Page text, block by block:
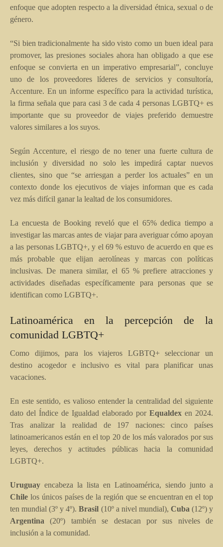
enfoque que adopten respecto a la diversidad étnica, sexual o de
género.
“Si bien tradicionalmente ha sido visto como un buen ideal para
promover, las presiones sociales ahora han obligado a que ese
enfoque se convierta en un imperativo empresarial”, concluye
uno de los proveedores líderes de servicios y consultoría,
Accenture. En un informe específico para la actividad turística,
la firma señala que para casi 3 de cada 4 personas LGBTQ+ es
importante que su proveedor de viajes preferido demuestre
valores similares a los suyos.
Según Accenture, el riesgo de no tener una fuerte cultura de
inclusión y diversidad no solo les impedirá captar nuevos
clientes, sino que “se arriesgan a perder los actuales” en un
contexto donde los ejecutivos de viajes informan que es cada
vez más difícil ganar la lealtad de los consumidores.
La encuesta de Booking reveló que el 65% dedica tiempo a
investigar las marcas antes de viajar para averiguar cómo apoyan
a las personas LGBTQ+, y el 69 % estuvo de acuerdo en que es
más probable que elijan aerolíneas y marcas con políticas
inclusivas. De manera similar, el 65 % prefiere atracciones y
actividades diseñadas específicamente para personas que se
identifican como LGBTQ+.
Latinoamérica en la percepción de la
comunidad LGBTQ+
Como dijimos, para los viajeros LGBTQ+ seleccionar un
destino acogedor e inclusivo es vital para planificar unas
vacaciones.
En este sentido, es valioso entender la centralidad del siguiente
dato del Índice de Igualdad elaborado por Equaldex en 2024.
Tras analizar la realidad de 197 naciones: cinco países
latinoamericanos están en el top 20 de los más valorados por sus
leyes, derechos y actitudes públicas hacia la comunidad
LGBTQ+.
Uruguay encabeza la lista en Latinoamérica, siendo junto a
Chile los únicos países de la región que se encuentran en el top
ten mundial (3º y 4º).Brasil (10º a nivel mundial), Cuba (12º) y
Argentina (20º) también se destacan por sus niveles de
inclusión a la comunidad.